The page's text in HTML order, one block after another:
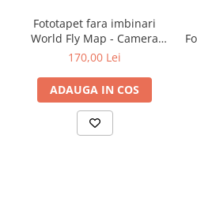
Fototapet fara imbinari
World Fly Map - Camera
Copilului
170,00 Lei
ADAUGA IN COS